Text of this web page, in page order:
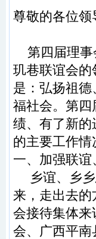
尊敬的各位领
第四届理事
玑巷联谊会的
是：弘扬祖德
福社会。第四
绩、有了新的
的主要工作情
一、 加强联谊
乡谊、 乡
来， 走出去
会接待集体来
会、广西平南